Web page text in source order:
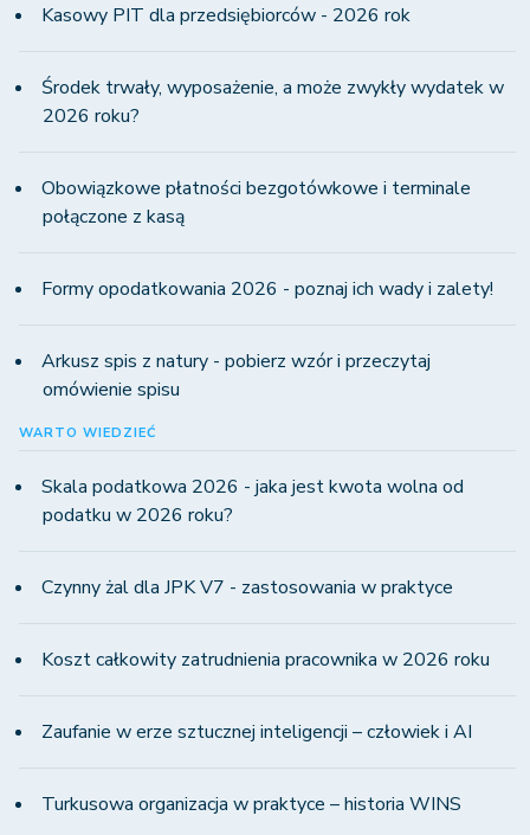
Kasowy PIT dla przedsiębiorców - 2026 rok
Środek trwały, wyposażenie, a może zwykły wydatek w
2026 roku?
Obowiązkowe płatności bezgotówkowe i terminale
połączone z kasą
Formy opodatkowania 2026 - poznaj ich wady i zalety!
Arkusz spis z natury - pobierz wzór i przeczytaj
omówienie spisu
WARTO WIEDZIEĆ
Skala podatkowa 2026 - jaka jest kwota wolna od
podatku w 2026 roku?
Czynny żal dla JPK V7 - zastosowania w praktyce
Koszt całkowity zatrudnienia pracownika w 2026 roku
Zaufanie w erze sztucznej inteligencji – człowiek i AI
Turkusowa organizacja w praktyce – historia WINS